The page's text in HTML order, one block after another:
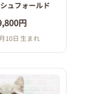
ュフォールド
円
10日 生まれ